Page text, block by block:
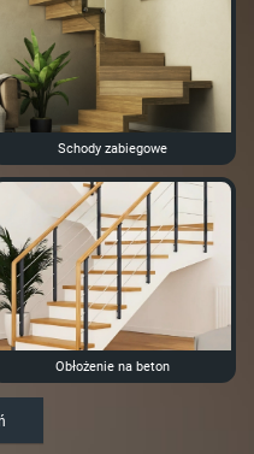
Schody zabiegowe
Obłożenie na beton